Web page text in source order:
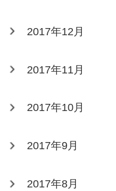
2017年12月
2017年11月
2017年10月
2017年9月
2017年8月